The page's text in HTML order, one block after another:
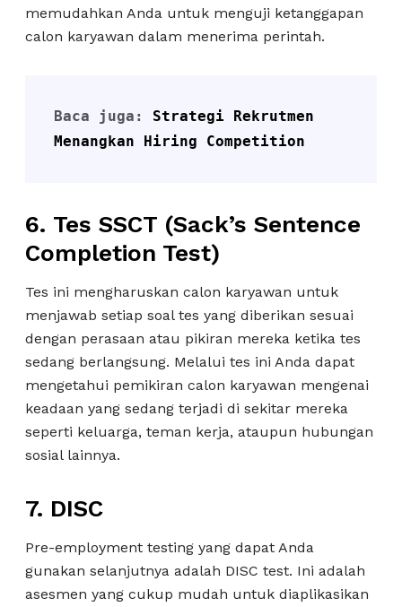
memudahkan Anda untuk menguji ketanggapan
calon karyawan dalam menerima perintah.
Baca juga: Strategi Rekrutmen
Menangkan Hiring Competition
6. Tes SSCT (Sack’s Sentence
Completion Test)
Tes ini mengharuskan calon karyawan untuk
menjawab setiap soal tes yang diberikan sesuai
dengan perasaan atau pikiran mereka ketika tes
sedang berlangsung. Melalui tes ini Anda dapat
mengetahui pemikiran calon karyawan mengenai
keadaan yang sedang terjadi di sekitar mereka
seperti keluarga, teman kerja, ataupun hubungan
sosial lainnya.
7. DISC
Pre-employment testing yang dapat Anda
gunakan selanjutnya adalah DISC test. Ini adalah
asesmen yang cukup mudah untuk diaplikasikan